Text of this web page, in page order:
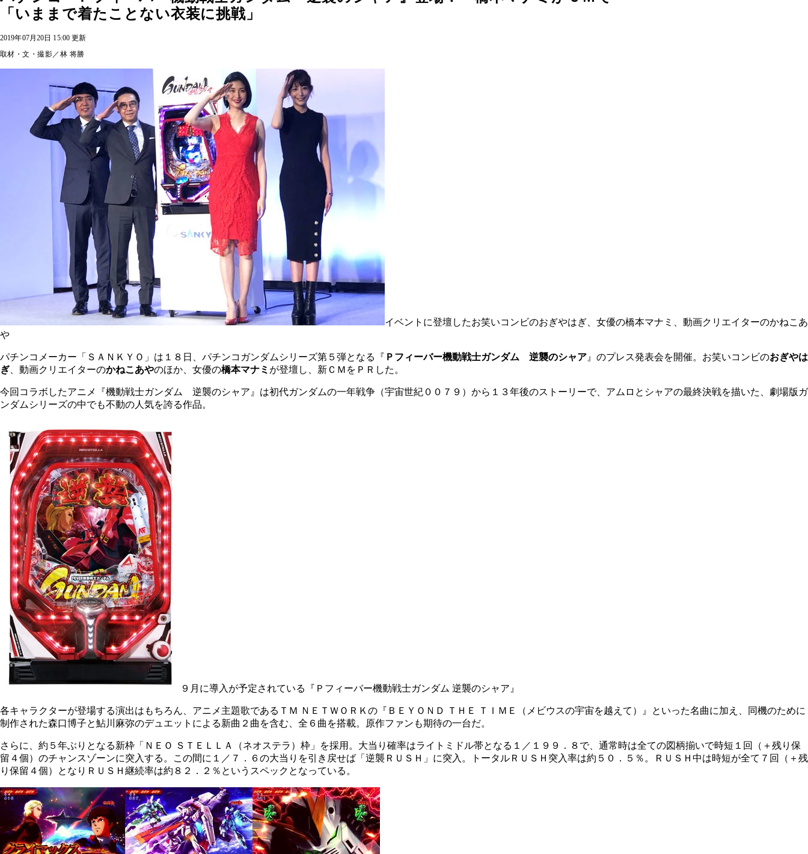
「いままで着たことない衣装に挑戦」
2019年07月20日 15:00 更新
取材・文・撮影／林 将勝
イベントに登壇したお笑いコンビのおぎやはぎ、女優の橋本マナミ、動画クリエイターのかねこあ
や
パチンコメーカー「ＳＡＮＫＹＯ」は１８日、パチンコガンダムシリーズ第５弾となる『 Ｐフィーバー機動戦士ガンダム 逆襲のシャア 』のプレス発表会を開催。お笑いコンビのおぎやは
ぎ 、動画クリエイターのかねこあやのほか、女優の橋本マナミ が登壇し、新ＣＭをＰＲした。
今回コラボしたアニメ『機動戦士ガンダム 逆襲のシャア』は初代ガンダムの一年戦争（宇宙世紀００７９）から１３年後のストーリーで、アムロとシャアの最終決戦を描いた、劇場版ガ
ンダムシリーズの中でも不動の人気を誇る作品。
９月に導入が予定されている『Ｐフィーバー機動戦士ガンダム 逆襲のシャア』
各キャラクターが登場する演出はもちろん、アニメ主題歌であるＴＭ ＮＥＴＷＯＲＫの『ＢＥＹＯＮＤ ＴＨＥ ＴＩＭＥ（メビウスの宇宙を越えて）』といった名曲に加え、同機のために
制作された森口博子と鮎川麻弥のデュエットによる新曲２曲を含む、全６曲を搭載。原作ファンも期待の一台だ。
さらに、約５年ぶりとなる新枠「ＮＥＯ ＳＴＥＬＬＡ（ネオステラ）枠」を採用。大当り確率はライトミドル帯となる１／１９９．８で、通常時は全ての図柄揃いで時短１回（＋残り保
留４個）のチャンスゾーンに突入する。この間に１／７．６の大当りを引き戻せば「逆襲ＲＵＳＨ」に突入。トータルＲＵＳＨ突入率は約５０．５％。ＲＵＳＨ中は時短が全て７回（＋残
り保留４個）となりＲＵＳＨ継続率は約８２．２％というスペックとなっている。